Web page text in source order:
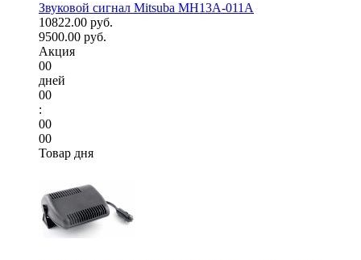
Звуковой сигнал Mitsuba MH13A-011A
10822.00 руб.
9500.00 руб.
Акция
00
дней
00
:
00
00
Товар дня